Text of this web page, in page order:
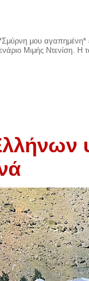
μου αγαπημένη*
Μιμής Ντενίση. Η